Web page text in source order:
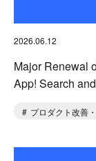
2026.06.12
Major Renewal
App! Search
プロダクト改善